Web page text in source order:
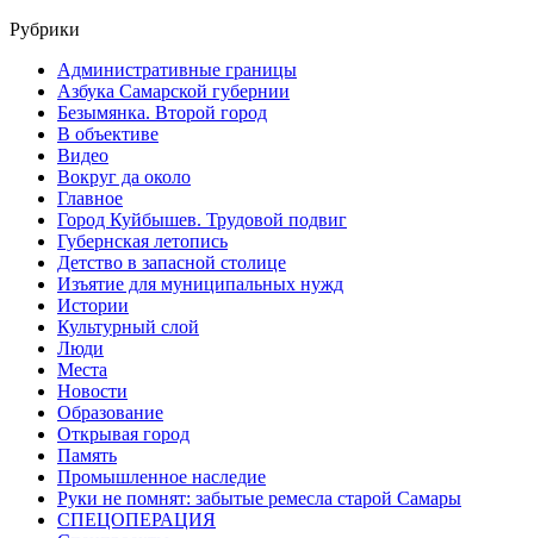
Рубрики
Административные границы
Азбука Самарской губернии
Безымянка. Второй город
В объективе
Видео
Вокруг да около
Главное
Город Куйбышев. Трудовой подвиг
Губернская летопись
Детство в запасной столице
Изъятие для муниципальных нужд
Истории
Культурный слой
Люди
Места
Новости
Образование
Открывая город
Память
Промышленное наследие
Руки не помнят: забытые ремесла старой Самары
СПЕЦОПЕРАЦИЯ